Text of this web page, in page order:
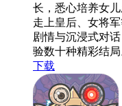
长，悉心培养女
走上皇后、女将
剧情与沉浸式对
验数十种精彩结局
下载